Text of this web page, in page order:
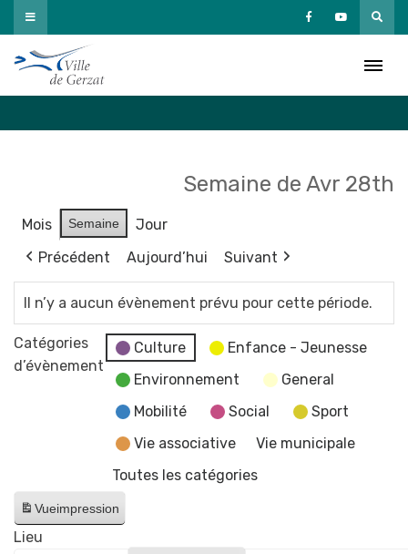
Passer
au
contenu
Semaine de Avr 28th
Mois Semaine
Jour
Précédent
Aujourd’hui Suivant
Il n’y a aucun évènement prévu pour cette période.
Catégories
d’évènement
Culture
Enfance - Jeunesse
Environnement
General
Mobilité
Social
Sport
Vie associative
Vie municipale
Toutes les catégories
Vueimpression
Lieu